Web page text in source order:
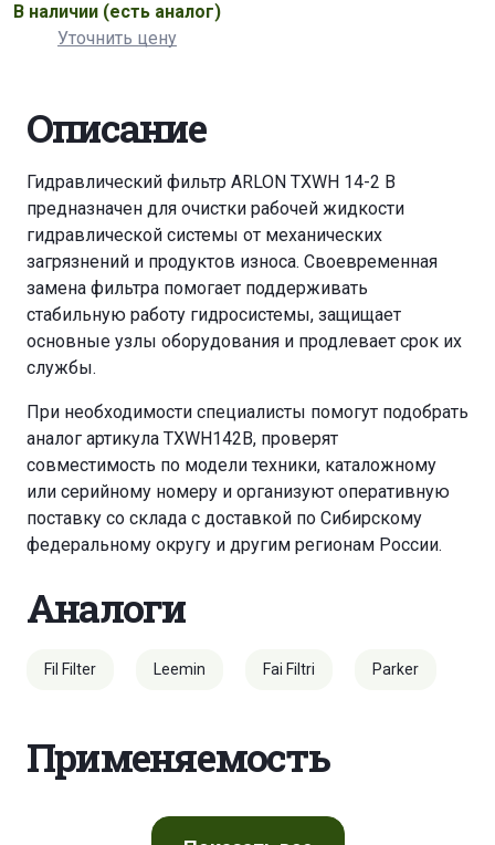
В наличии (есть аналог)
Уточнить цену
Описание
Гидравлический фильтр ARLON TXWH 14-2 B
предназначен для очистки рабочей жидкости
гидравлической системы от механических
загрязнений и продуктов износа. Своевременная
замена фильтра помогает поддерживать
стабильную работу гидросистемы, защищает
основные узлы оборудования и продлевает срок их
службы.
При необходимости специалисты помогут подобрать
аналог артикула TXWH142B, проверят
совместимость по модели техники, каталожному
или серийному номеру и организуют оперативную
поставку со склада с доставкой по Сибирскому
федеральному округу и другим регионам России.
Аналоги
Fil Filter Leemin Fai Filtri Parker
Применяемость